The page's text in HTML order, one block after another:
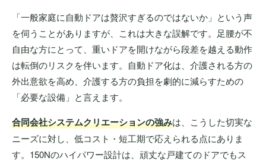
「一般家庭に自動ドアは贅沢すぎるのではないか」という声
を伺うことがありますが、これは大きな誤解です。足腰が不
自由な方にとって、重いドアを開けながら段差を越える動作
は転倒のリスクを伴います。自動ドア化は、介護される方の
外出意欲を高め、介護する方の負担を劇的に減らすための
「必要な設備」と言えます。
合同会社システムクリエーションの強みは、こうした切実な
ニーズに対し、低コスト・短工期で応えられる点にありま
す。150Nのハイパワー設計は、頑丈な戸建てのドアでもス